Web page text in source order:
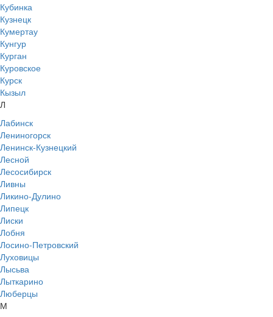
Кубинка
Кузнецк
Кумертау
Кунгур
Курган
Куровское
Курск
Кызыл
Л
Лабинск
Лениногорск
Ленинск-Кузнецкий
Лесной
Лесосибирск
Ливны
Ликино-Дулино
Липецк
Лиски
Лобня
Лосино-Петровский
Луховицы
Лысьва
Лыткарино
Люберцы
М